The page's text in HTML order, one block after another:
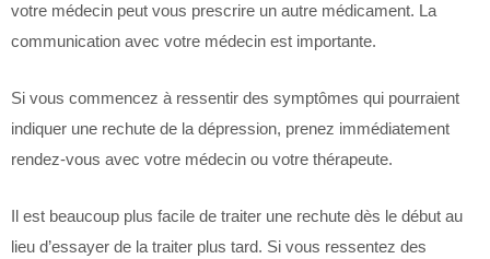
votre médecin peut vous prescrire un autre médicament. La
communication avec votre médecin est importante.
Si vous commencez à ressentir des symptômes qui pourraient
indiquer une rechute de la dépression, prenez immédiatement
rendez-vous avec votre médecin ou votre thérapeute.
Il est beaucoup plus facile de traiter une rechute dès le début au
lieu d’essayer de la traiter plus tard. Si vous ressentez des